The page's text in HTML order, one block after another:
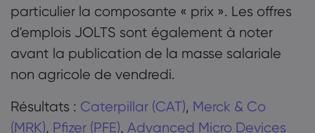
particulier la composante « prix ». Les offres
d'emplois JOLTS sont également à noter
avant la publication de la masse salariale
non agricole de vendredi.
Résultats : Caterpillar (CAT), Merck & Co
(MRK), Pfizer (PFE), Advanced Micro Devices